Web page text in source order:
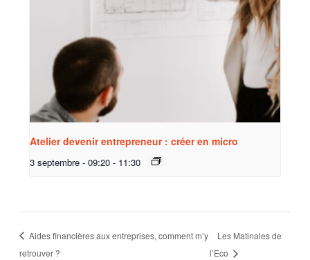
Atelier devenir entrepreneur : créer en micro
3 septembre - 09:20 - 11:30
Aides financières aux entreprises, comment m’y
retrouver ?
Les Matinales de
l’Eco